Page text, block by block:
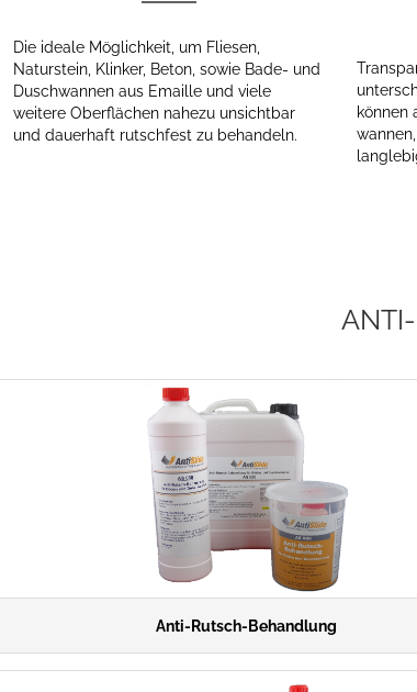
Die ideale Möglichkeit, um Fliesen,
Naturstein, Klinker, Beton, sowie Bade- und
Duschwannen aus Emaille und viele
weitere Oberflächen nahezu unsichtbar
und dauerhaft rutschfest zu behandeln.
können
Anti-Rutsch-Behandlung